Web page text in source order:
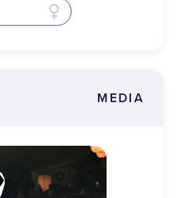
MEDIA